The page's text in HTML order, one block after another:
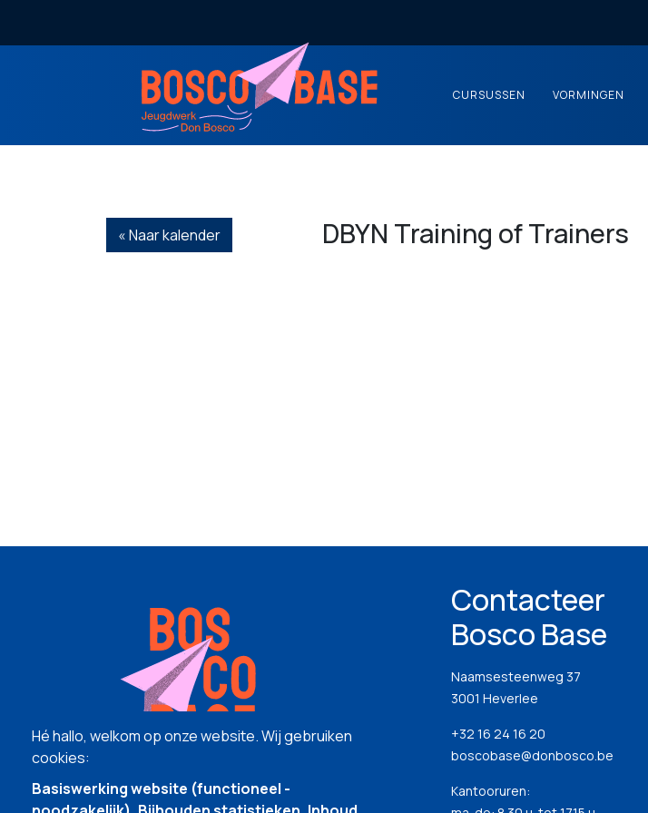
CURSUSSEN VORMINGEN
« Naar kalender DBYN Training of Trainers
Contacteer
Bosco Base
Naamsesteenweg 37
3001 Heverlee
+32 16 24 16 20
boscobase@donbosco.be
Kantooruren:
Hé hallo, welkom op onze website. Wij gebruiken
cookies:
Basiswerking website (functioneel -